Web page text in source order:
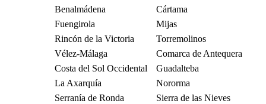
Benalmádena
Cártama
Fuengirola
Mijas
Rincón de la Victoria
Torremolinos
Vélez-Málaga
Comarca de Antequera
Costa del Sol Occidental
Guadalteba
La Axarquía
Nororma
Serranía de Ronda
Sierra de las Nieves